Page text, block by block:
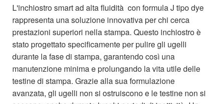
L'inchiostro smart ad alta fluidità con formula J tipo dye
rappresenta una soluzione innovativa per chi cerca
prestazioni superiori nella stampa. Questo inchiostro è
stato progettato specificamente per pulire gli ugelli
durante la fase di stampa, garantendo così una
manutenzione minima e prolungando la vita utile delle
testine di stampa. Grazie alla sua formulazione
avanzata, gli ugelli non si ostruiscono e le testine non si